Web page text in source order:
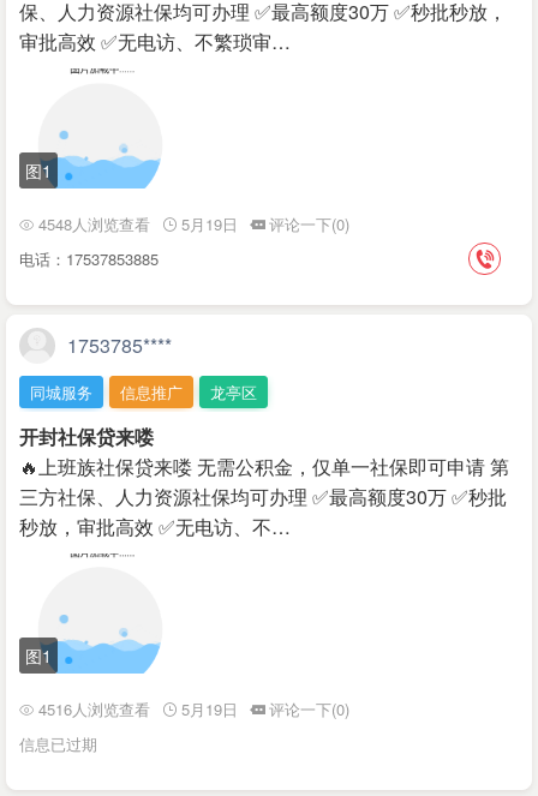
保、人力资源社保均可办理 ✅最高额度30万 ✅秒批秒放，
审批高效 ✅无电访、不繁琐审…
图1
4548人浏览查看 5月19日
评论一下(0)
电话：17537853885
1753785****
同城服务 信息推广 龙亭区
开封社保贷来喽
🔥上班族社保贷来喽 无需公积金，仅单一社保即可申请 第
三方社保、人力资源社保均可办理 ✅最高额度30万 ✅秒批
秒放，审批高效 ✅无电访、不…
图1
4516人浏览查看 5月19日
评论一下(0)
信息已过期